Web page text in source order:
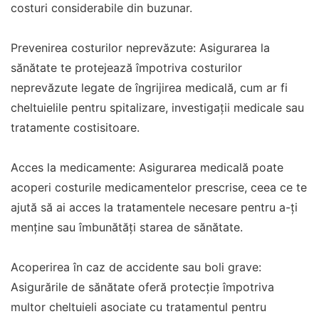
costuri considerabile din buzunar.
Prevenirea costurilor neprevăzute: Asigurarea la
sănătate te protejează împotriva costurilor
neprevăzute legate de îngrijirea medicală, cum ar fi
cheltuielile pentru spitalizare, investigații medicale sau
tratamente costisitoare.
Acces la medicamente: Asigurarea medicală poate
acoperi costurile medicamentelor prescrise, ceea ce te
ajută să ai acces la tratamentele necesare pentru a-ți
menține sau îmbunătăți starea de sănătate.
Acoperirea în caz de accidente sau boli grave:
Asigurările de sănătate oferă protecție împotriva
multor cheltuieli asociate cu tratamentul pentru